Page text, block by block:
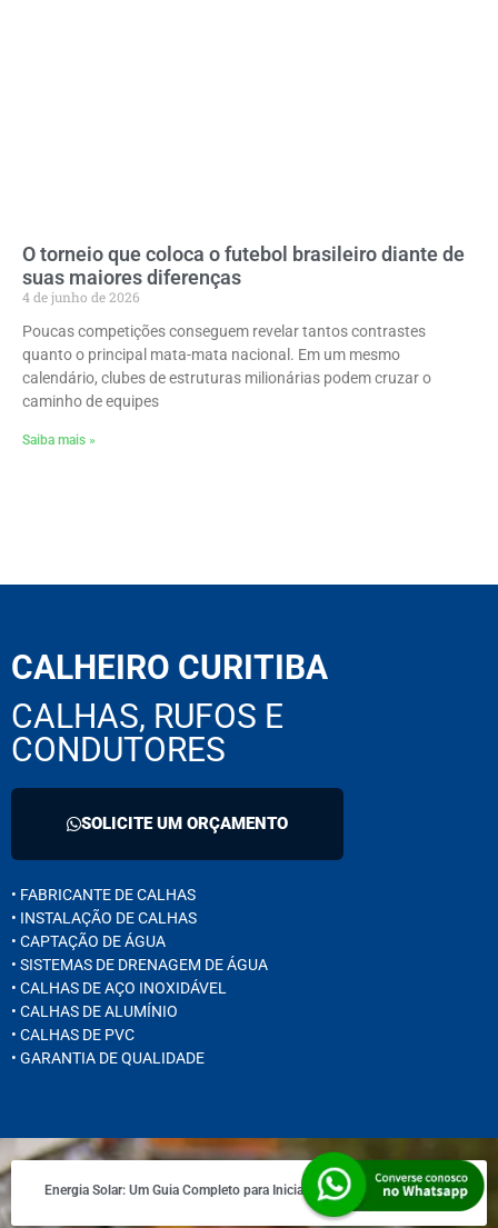
O torneio que coloca o futebol brasileiro diante de
suas maiores diferenças
4 de junho de 2026
Poucas competições conseguem revelar tantos contrastes
quanto o principal mata-mata nacional. Em um mesmo
calendário, clubes de estruturas milionárias podem cruzar o
caminho de equipes
Saiba mais »
CALHEIRO CURITIBA
CALHAS, RUFOS E
CONDUTORES
SOLICITE UM ORÇAMENTO
• FABRICANTE DE CALHAS
• INSTALAÇÃO DE CALHAS
• CAPTAÇÃO DE ÁGUA
• SISTEMAS DE DRENAGEM DE ÁGUA
• CALHAS DE AÇO INOXIDÁVEL
• CALHAS DE ALUMÍNIO
• CALHAS DE PVC
• GARANTIA DE QUALIDADE
Energia Solar: Um Guia Completo para Iniciantes